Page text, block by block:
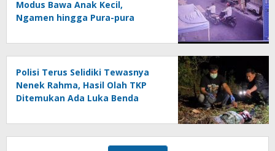
Modus Bawa Anak Kecil,
Ngamen hingga Pura-pura
Polisi Terus Selidiki Tewasnya
Nenek Rahma, Hasil Olah TKP
Ditemukan Ada Luka Benda